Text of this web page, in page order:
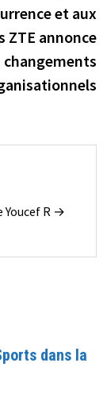
et aux
ZTE annonce
changements
Youcef R →
dans la